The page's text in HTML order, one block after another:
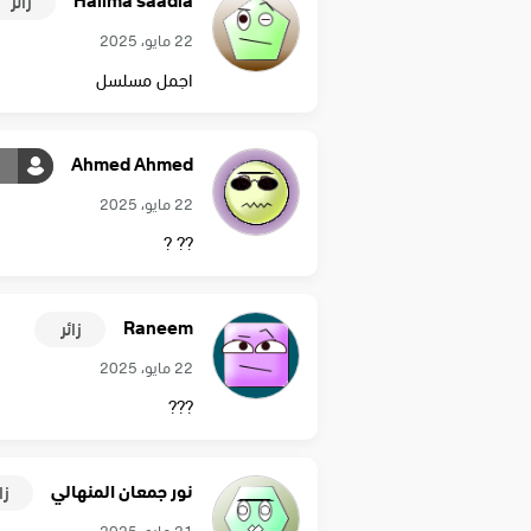
22 مايو، 2025
اجمل مسلسل
Ahmed Ahmed
22 مايو، 2025
?? ?
Raneem زائر
22 مايو، 2025
???
نور جمعان المنهالي